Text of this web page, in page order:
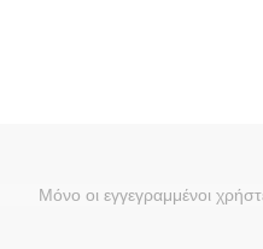
Μόνο οι εγγεγραμμένοι